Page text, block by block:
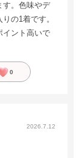
す。色味やデ
の1着です。
イント高いで
0
2026.7.12